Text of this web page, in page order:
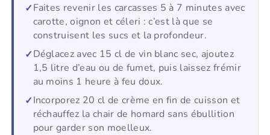
Faites revenir les carcasses 5 à 7 minutes avec
carotte, oignon et céleri : c’est là que se
construisent les sucs et la profondeur.
Déglacez avec 15 cl de vin blanc sec, ajoutez
1,5 litre d’eau ou de fumet, puis laissez frémir
au moins 1 heure à feu doux.
Incorporez 20 cl de crème en fin de cuisson et
réchauffez la chair de homard sans ébullition
pour garder son moelleux.